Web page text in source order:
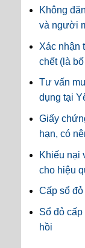
Không
và người
Xác nhận
chết (là
Tư vấn
dụng tại
Giấy
hạn, có
Khiếu nại
cho hiệu
Cấp sổ
Sổ đỏ
hồi